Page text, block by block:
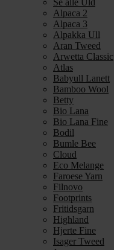
Se alle Uld
Alpaca 2
Alpaca 3
Alpakka Ull
Aran Tweed
Arwetta Classic
Atlas
Babyull Lanett
Bamboo Wool
Betty
Bio Lana
Bio Lana Fine
Bodil
Bumle Bee
Cloud
Eco Melange
Faroese Yarn
Filnovo
Footprints
Fritidsgarn
Highland
Hjerte Fine
Isager Tweed